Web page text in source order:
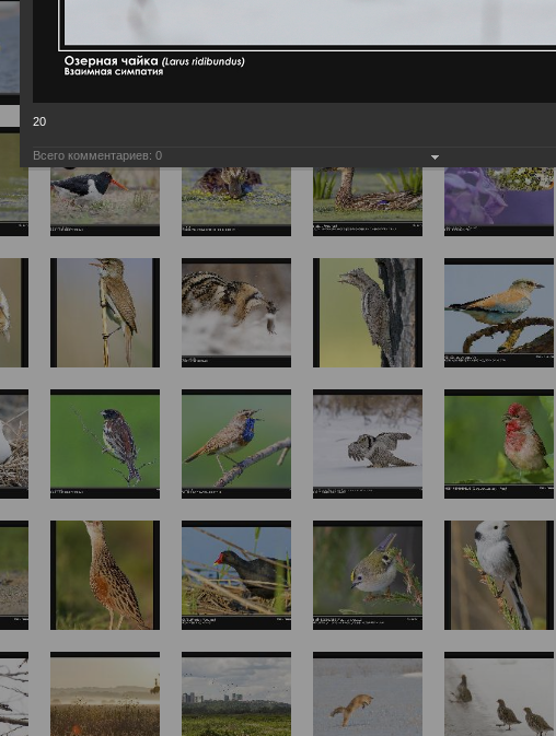
20
Всего комментариев: 0